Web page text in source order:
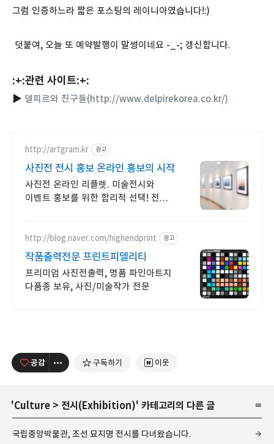
그럼 인증하느라 짧은 포스팅의 레이니아였습니다!:)
덧붙여, 오늘 또 예약발행이 말썽이네요 -_-; 갱신합니다.
:+:관련 사이트:+:
▶ 델피르와 친구들(http://www.delpirekorea.co.kr/)
http://artgram.kr 광고
사진전 전시 홍보 온라인 홍보의 시작
사진전 온라인 리플렛. 미술전시와
이벤트 홍보를 위한 합리적 선택! 전시
만나세요.
http://blog.naver.com/highendprint 광고
작품출력전문 프린트피델리티
프리미엄 사진전출력, 명품 파인아트지
다품종 보유, 사진/미술작가 전문
공감 구독하기 이웃
'Culture > 전시(Exhibition)' 카테고리의 다른 글
국립중앙박물관, 조선 묘지명 전시를 다녀왔습니다.